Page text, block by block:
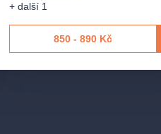
+ další 1
850 - 890 Kč